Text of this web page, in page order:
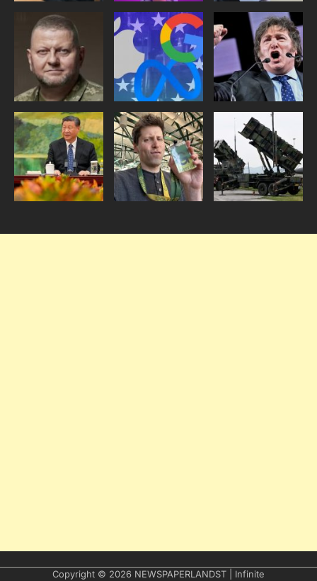
Copyright © 2026 NEWSPAPERLANDST | Infinite